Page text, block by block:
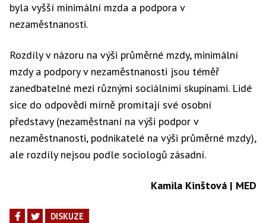
byla vyšší minimální mzda a podpora v
nezaměstnanosti.
Rozdíly v názoru na výši průměrné mzdy, minimální
mzdy a podpory v nezaměstnanosti jsou téměř
zanedbatelné mezi různými sociálními skupinami. Lidé
sice do odpovědi mírně promítají své osobní
představy (nezaměstnaní na výši podpor v
nezaměstnanosti, podnikatelé na výši průměrné mzdy),
ale rozdíly nejsou podle sociologů zásadní.
Kamila Kinštová | MED
DISKUZE